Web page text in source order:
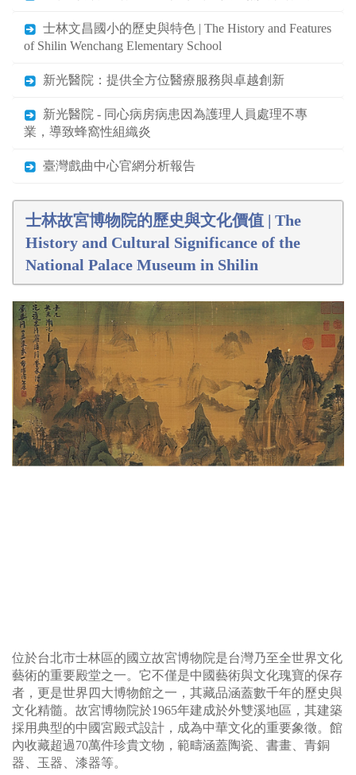
士林文昌國小的歷史與特色 | The History and Features
of Shilin Wenchang Elementary School
新光醫院：提供全方位醫療服務與卓越創新
新光醫院 - 同心病房病患因為護理人員處理不專
業，導致蜂窩性組織炎
臺灣戲曲中心官網分析報告
士林故宮博物院的歷史與文化價值 | The
History and Cultural Significance of the
National Palace Museum in Shilin
位於台北市士林區的國立故宮博物院是台灣乃至全世界文化
藝術的重要殿堂之一。它不僅是中國藝術與文化瑰寶的保存
者，更是世界四大博物館之一，其藏品涵蓋數千年的歷史與
文化精髓。故宮博物院於1965年建成於外雙溪地區，其建築
採用典型的中國宮殿式設計，成為中華文化的重要象徵。館
內收藏超過70萬件珍貴文物，範疇涵蓋陶瓷、書畫、青銅
器、玉器、漆器等。